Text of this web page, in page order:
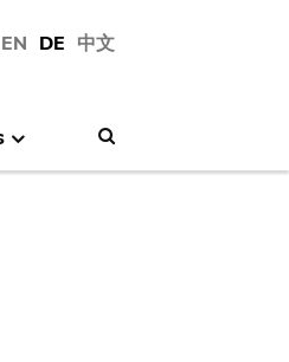
EN DE 中文